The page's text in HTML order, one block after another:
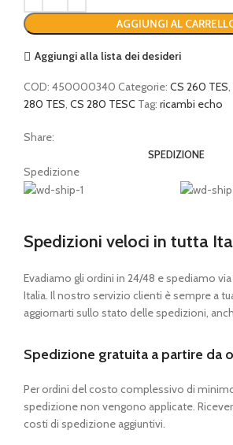
AGGIUNGI AL
Aggiungi alla lista dei desideri
COD: 450000340 Categorie: CS 260 TES
280 TES CS 280 TESC Tag: ricambi echo
Share:
SPEDIZIONE
Spedizione
Spedizioni veloci in tutta
Evadiamo gli ordini in 24/48 e spediamo
Italia. Il nostro servizio clienti è sempre a
aggiornarti sullo stato delle spedizioni,
Spedizione gratuita a partire da
Per ordini del costo complessivo di
spedizione non vengono applicate.
costi di spedizione aggiuntivi.